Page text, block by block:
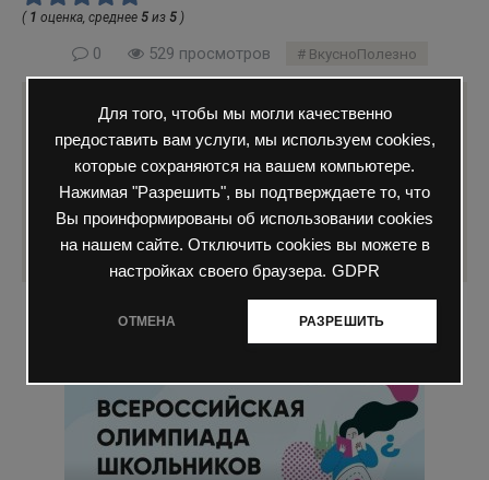
Для того, чтобы мы могли качественно
предоставить вам услуги, мы используем cookies,
которые сохраняются на вашем компьютере.
Нажимая "Разрешить", вы подтверждаете то, что
Вы проинформированы об использовании cookies
на нашем сайте. Отключить cookies вы можете в
настройках своего браузера. GDPR
ОТМЕНА РАЗРЕШИТЬ
( 1 оценка, среднее 5 из 5 )
0 529 просмотров ВкусноПолезно
Понравилась статья? Поделиться с
друзьями:
Вам также может быть интересно